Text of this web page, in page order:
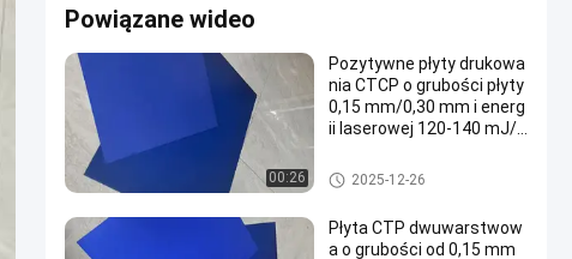
Powiązane wideo
00:26
Pozytywne płyty drukowa
nia CTCP o grubości płyty
0,15 mm/0,30 mm i energ
ii laserowej 120-140 mJ/c
arek
Płyty drukarskie CTCP
2025-12-26
Płyta CTP dwuwarstwow
a o grubości od 0,15 mm